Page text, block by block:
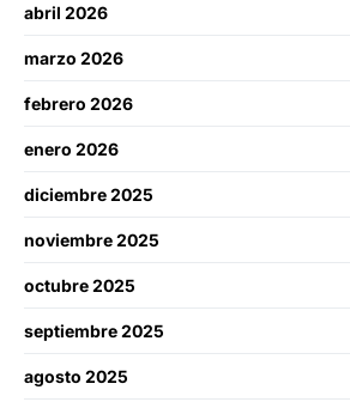
abril 2026
marzo 2026
febrero 2026
enero 2026
diciembre 2025
noviembre 2025
octubre 2025
septiembre 2025
agosto 2025